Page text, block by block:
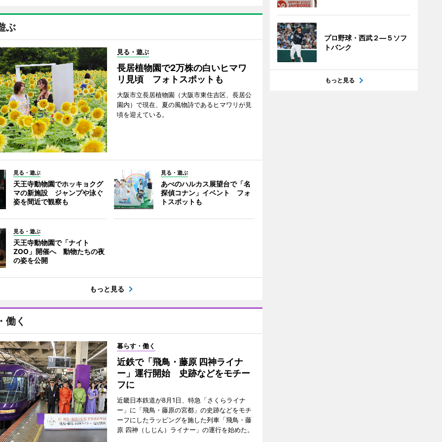
ぶ
見る・遊ぶ
長居植物園で2万株の白いヒマワ
リ見頃 フォトスポットも
大阪市立長居植物園（大阪市東住吉区、長居公
園内）で現在、夏の風物詩であるヒマワリが見
頃を迎えている。
見る・遊ぶ
天王寺動物園でホッキョクグ
マの新施設 ジャンプや泳ぐ
姿を間近で観察も
見る・遊ぶ
あべのハルカス展望台で「名
探偵コナン」イベント フォ
トスポットも
見る・遊ぶ
天王寺動物園で「ナイト
ZOO」開催へ 動物たちの夜
の姿を公開
もっと見る
働く
暮らす・働く
近鉄で「飛鳥・藤原 四神ライナ
ー」運行開始 史跡などをモチー
フに
近畿日本鉄道が8月1日、特急「さくらライナ
ー」に「飛鳥・藤原の宮都」の史跡などをモチ
ーフにしたラッピングを施した列車「飛鳥・藤
原 四神（しじん）ライナー」の運行を始めた。
プロ野球・西武２―５ソフ
トバンク
もっと見る